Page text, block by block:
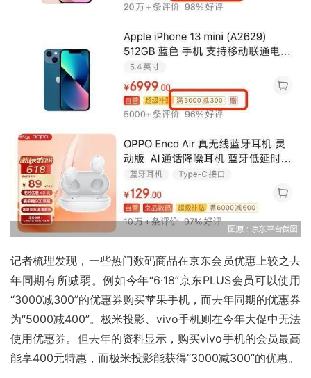
记者梳理发现，一些热门数码商品在京东会员优惠上较之去
年同期有所减弱。例如今年“6·18”京东PLUS会员可以使用
“3000减300”的优惠券购买苹果手机，而去年同期的优惠券
为“5000减400”。极米投影、vivo手机则在今年大促中无法
使用优惠券。但去年的资料显示，购买vivo手机的会员最高
能享400元特惠，而极米投影能获得“3000减300”的优惠。